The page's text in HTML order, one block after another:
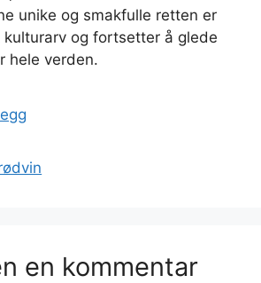
unike og smakfulle retten er
kulturarv og fortsetter å glede
hele verden.
en kommentar